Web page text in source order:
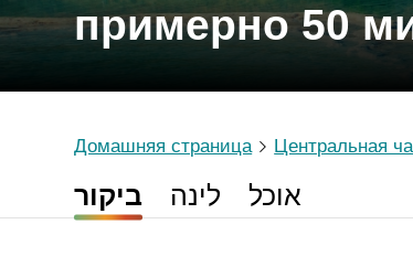
примерно 50
Домашняя страница Центральная
ביקור לינה אוכל